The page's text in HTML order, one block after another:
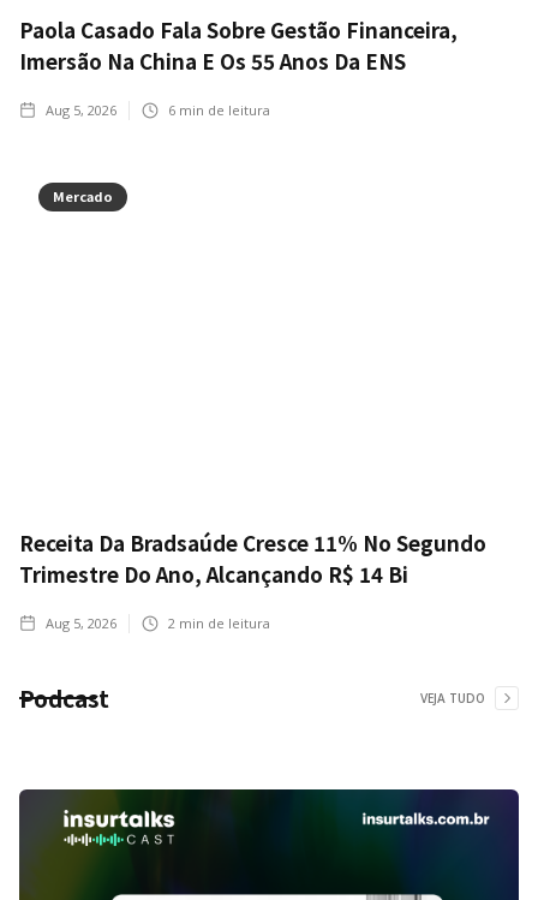
Paola Casado Fala Sobre Gestão Financeira,
Imersão Na China E Os 55 Anos Da ENS
Aug 5, 2026 6 min de leitura
Mercado
Receita Da Bradsaúde Cresce 11% No Segundo
Trimestre Do Ano, Alcançando R$ 14 Bi
Aug 5, 2026 2 min de leitura
Podcast VEJA TUDO